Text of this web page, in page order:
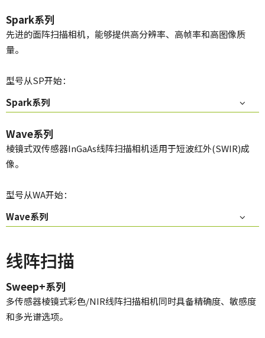
Spark系列
先进的面阵扫描相机，能够提供高分辨率、高帧率和高图像质
量。
型号从SP开始：
Spark系列
Wave系列
棱镜式双传感器InGaAs线阵扫描相机适用于短波红外(SWIR)成
像。
型号从WA开始：
Wave系列
线阵扫描
Sweep+系列
多传感器棱镜式彩色/NIR线阵扫描相机同时具备精确度、敏感度
和多光谱选项。